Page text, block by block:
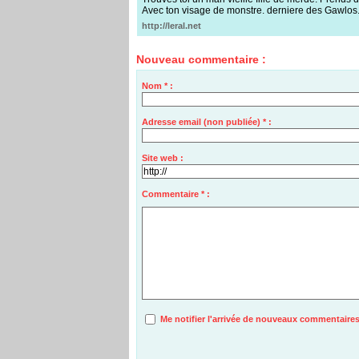
Avec ton visage de monstre. derniere des Gawlos.
http://leral.net
Nouveau commentaire :
Nom * :
Adresse email (non publiée) * :
Site web :
Commentaire * :
Me notifier l'arrivée de nouveaux commentaires